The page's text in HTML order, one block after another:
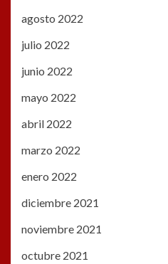
agosto 2022
julio 2022
junio 2022
mayo 2022
abril 2022
marzo 2022
enero 2022
diciembre 2021
noviembre 2021
octubre 2021